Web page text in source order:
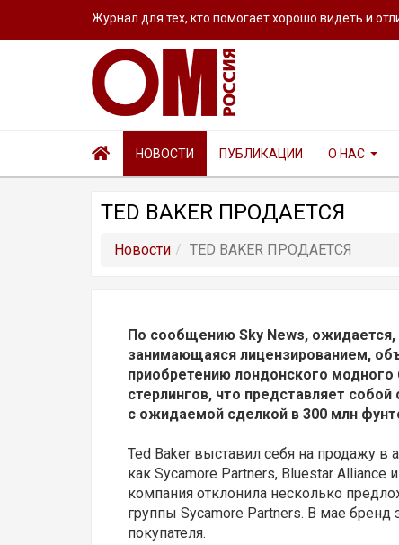
Журнал для тех, кто помогает хорошо видеть и
НОВОСТИ ПУБЛИКАЦИИ О НАС
TED BAKER ПРОДАЕТСЯ
Новости TED BAKER ПРОДАЕТСЯ
По сообщению Sky News, ожидается,
занимающаяся лицензированием,
приобретению лондонского
стерлингов, что представляет
с ожидаемой сделкой в 300 млн
Ted Baker выставил себя на продажу в
как Sycamore Partners, Bluestar Alliance
компания отклонила несколько
группы Sycamore Partners. В мае бренд
покупателя.